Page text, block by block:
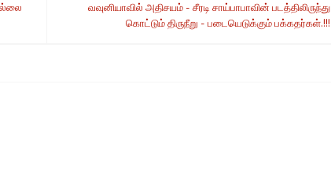
வவுனியாவில் அதிசயம் - சீரடி சாய்பாபாவின் படத்திலிருந்து
கொட்டும் திருநீறு - படையெடுக்கும் பக்கதர்கள்.!!!